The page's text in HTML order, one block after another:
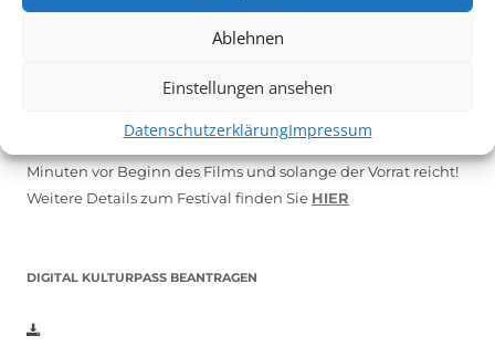
Ablehnen
Einstellungen ansehen
DatenschutzerklärungImpressum
in Ludwigshafen statt.
zu den Vorstellungen – 30
Minuten vor Beginn des Films und solange der Vorrat reicht!
Weitere Details zum Festival finden Sie HIER
DIGITAL KULTURPASS BEANTRAGEN